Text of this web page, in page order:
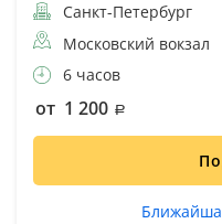
Санкт-Петербург
Московский вокзал
6 часов
от 1 200